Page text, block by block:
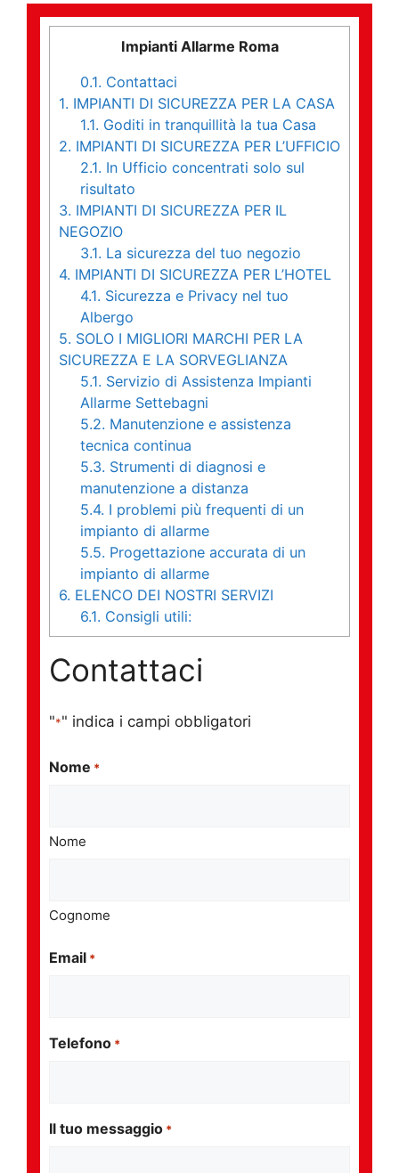
Impianti Allarme Roma
0.1. Contattaci
1. IMPIANTI DI SICUREZZA PER LA CASA
1.1. Goditi in tranquillità la tua Casa
2. IMPIANTI DI SICUREZZA PER L’UFFICIO
2.1. In Ufficio concentrati solo sul
risultato
3. IMPIANTI DI SICUREZZA PER IL
NEGOZIO
3.1. La sicurezza del tuo negozio
4. IMPIANTI DI SICUREZZA PER L’HOTEL
4.1. Sicurezza e Privacy nel tuo
Albergo
5. SOLO I MIGLIORI MARCHI PER LA
SICUREZZA E LA SORVEGLIANZA
5.1. Servizio di Assistenza Impianti
Allarme Settebagni
5.2. Manutenzione e assistenza
tecnica continua
5.3. Strumenti di diagnosi e
manutenzione a distanza
5.4. I problemi più frequenti di un
impianto di allarme
5.5. Progettazione accurata di un
impianto di allarme
6. ELENCO DEI NOSTRI SERVIZI
6.1. Consigli utili:
Contattaci
"*" indica i campi obbligatori
Nome *
Nome
Cognome
Email *
Telefono *
Il tuo messaggio *